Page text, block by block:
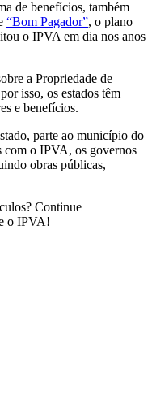
de benefícios, também
“Bom Pagador”, o plano
o IPVA em dia nos anos
a Propriedade de
isso, os estados têm
e benefícios.
parte ao município do
com o IPVA, os governos
obras públicas,
Continue
o IPVA!